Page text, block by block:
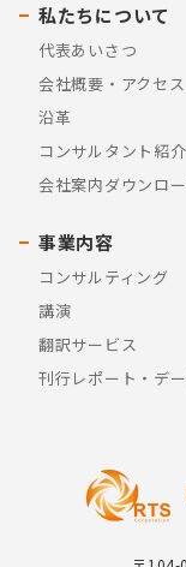
私たちについて
代表あいさつ
会社概要・アクセス
沿革
コンサルタント紹介
会社案内ダウンロ
事業内容
コンサルティング
講演
翻訳サービス
刊行レポート・デ